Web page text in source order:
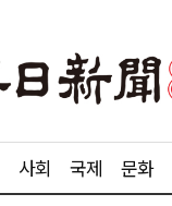
사회 국제 문화